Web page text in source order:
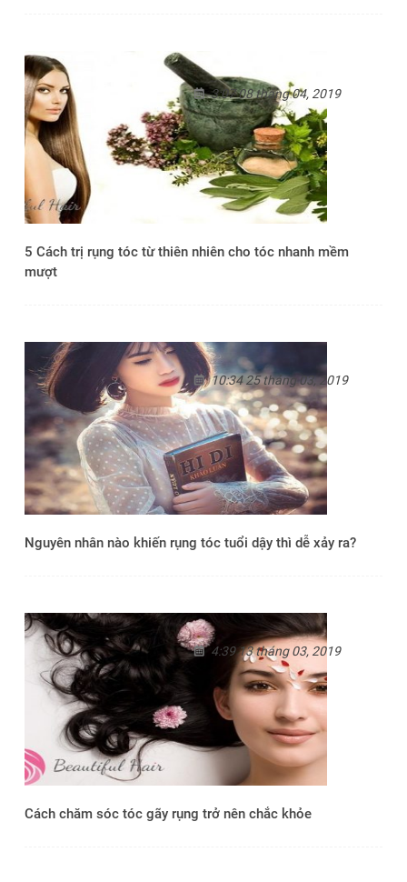
5 Cách trị rụng tóc từ thiên nhiên cho tóc nhanh mềm
mượt
3:07 08 tháng 04, 2019
Nguyên nhân nào khiến rụng tóc tuổi dậy thì dễ xảy ra?
10:34 25 tháng 03, 2019
Cách chăm sóc tóc gãy rụng trở nên chắc khỏe
4:39 13 tháng 03, 2019